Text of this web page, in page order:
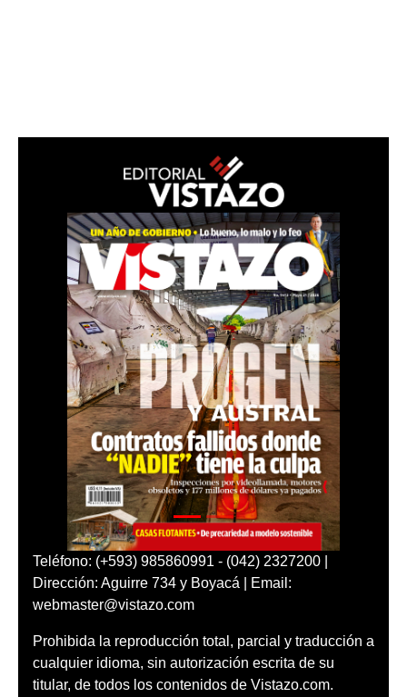
Teléfono: (+593) 985860991 - (042) 2327200 |
Dirección: Aguirre 734 y Boyacá | Email:
webmaster@vistazo.com
Prohibida la reproducción total, parcial y traducción a
cualquier idioma, sin autorización escrita de su
titular, de todos los contenidos de Vistazo.com.